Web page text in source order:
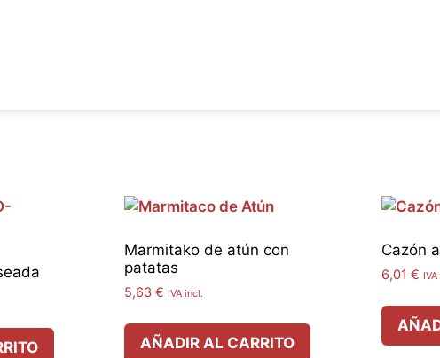
Marmitako de atún con
patatas
5,63 € IVA incl.
AÑADIR AL CARRITO
Cazón
6,01 €